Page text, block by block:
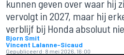
kunnen geven over waar hij
vervolgt in 2027, maar hij
verblijf bij Honda absoluut
Bjorn Smit
Vincent Lalanne-Sicaud
Gepubliceerd: 8 mei 2026, 16:00